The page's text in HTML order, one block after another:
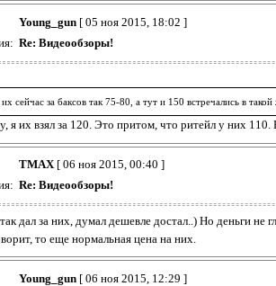
Young_gun [ 05 ноя 2015, 18:02 ]
Re: Видеообзоры!
сейчас за баксов так 75-80, а тут и 150 встречались в
я их взял за 120. Это притом, что ритейл у них
TMAX[ 06 ноя 2015, 00:40 ]
Re: Видеообзоры!
дал за них, думал дешевле достал..) Но деньги не
то еще нормальная цена на них.
Young_gun [ 06 ноя 2015, 12:29 ]